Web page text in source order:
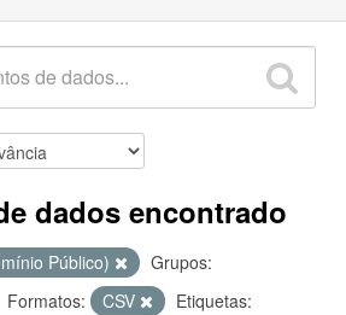
dados encontrado
Público)
Grupos:
Formatos: CSV
Etiquetas: